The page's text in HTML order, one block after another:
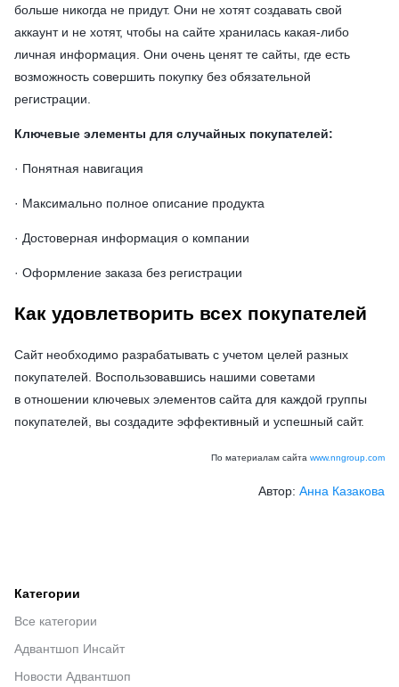
Категории
Все категории
Адвантшоп Инсайт
Новости Адвантшоп
больше никогда не придут. Они не хотят создавать свой
аккаунт и не хотят, чтобы на сайте хранилась какая-либо
личная информация. Они очень ценят те сайты, где есть
возможность совершить покупку без обязательной
регистрации.
Ключевые элементы для случайных покупателей:
· Понятная навигация
· Максимально полное описание продукта
· Достоверная информация о компании
· Оформление заказа без регистрации
Как удовлетворить всех покупателей
Сайт необходимо разрабатывать с учетом целей разных
покупателей. Воспользовавшись нашими советами
в отношении ключевых элементов сайта для каждой группы
покупателей, вы создадите эффективный и успешный сайт.
По материалам сайта www.nngroup.com
Автор: Анна Казакова